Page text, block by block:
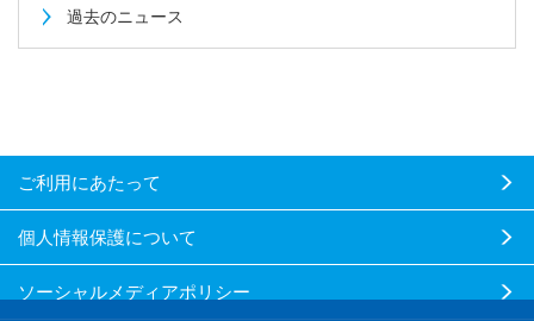
過去のニュース
ご利用にあたって
個人情報保護について
ソーシャルメディアポリシー